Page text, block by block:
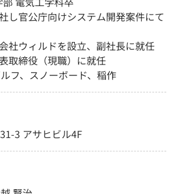
し官公庁向けシステム開発案件にて
社ウィルドを設立、副社長に就任
取締役（現職）に就任
フ、スノーボード、稲作
3 アサヒビル4F